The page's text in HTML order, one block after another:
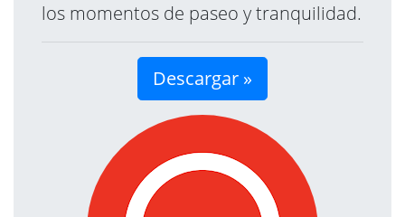
los momentos de paseo y tranquilidad.
Descargar »